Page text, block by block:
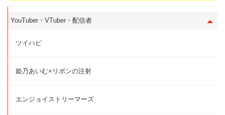
YouTuber・VTuber・配信者
ツイハピ
姫乃あいむ×リボンの注射
エンジョイストリーマーズ